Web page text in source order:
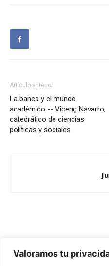
Valoramos tu
Artículo anterior
La banca y el mundo
académico -- Vicenç Navarro,
catedrático de ciencias
políticas y sociales
Redes Cristianas